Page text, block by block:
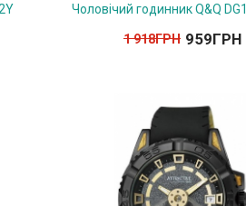
Чоловічий годинник Q&Q
1 918ГРН 959ГРН